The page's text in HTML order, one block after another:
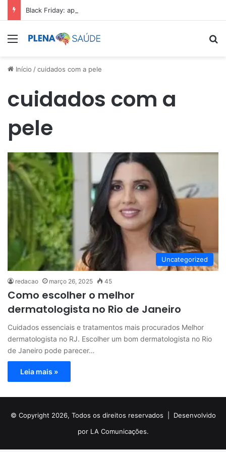
Black Friday: aproveite antes que acabe
Menu
Início /cuidados com a pele
cuidados com a
pele
Uncategorized
redacao março 26, 2025 45
Como escolher o melhor
dermatologista no Rio de Janeiro
Cuidados essenciais e tratamentos mais procurados Melhor
dermatologista no RJ. Escolher um bom dermatologista no Rio
de Janeiro pode parecer…
Leia mais »
© Copyright 2026, Todos os direitos reservados | Desenvolvido
por LA Comunicações.